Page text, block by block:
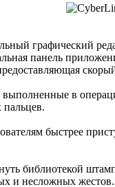
графический
панель
в
быстрее
библиотекой
и несложных